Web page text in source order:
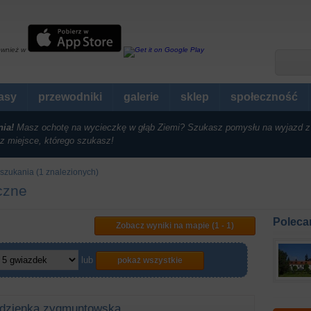
w
przewodniki galerie sklep społeczność
Masz ochotę na wycieczkę w głąb Ziemi? Szukasz pomysłu na wyjazd
miejsce, którego szukasz!
(1 znalezionych)
Zobacz wyniki na mapie (1 - 1)
lub pokaż wszystkie